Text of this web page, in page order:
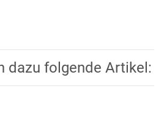
dazu folgende Artikel: